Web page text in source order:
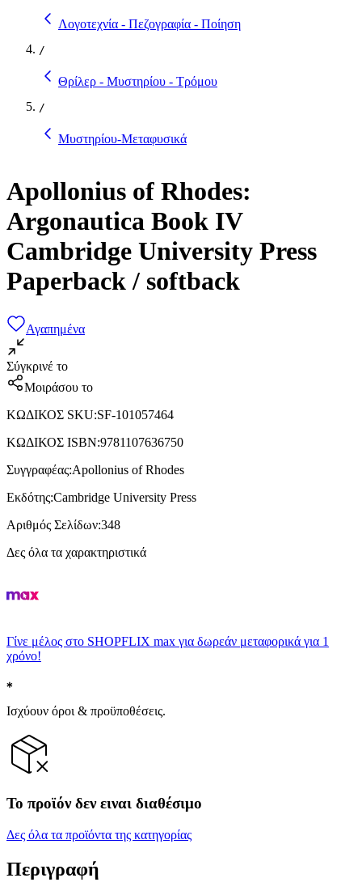
Λογοτεχνία - Πεζογραφία - Ποίηση
/
Θρίλερ - Μυστηρίου - Τρόμου
/
Μυστηρίου-Μεταφυσικά
Apollonius of Rhodes:
Argonautica Book IV
Cambridge University Press
Paperback / softback
Αγαπημένα
Σύγκρινέ το
Μοιράσου το
ΚΩΔΙΚΟΣ SKU:SF-101057464
ΚΩΔΙΚΟΣ ISBN:9781107636750
Συγγραφέας:Apollonius of Rhodes
Εκδότης:Cambridge University Press
Αριθμός Σελίδων:348
Δες όλα τα χαρακτηριστικά
Γίνε μέλος στο SHOPFLIX max για δωρεάν μεταφορικά για 1
χρόνο!
Ισχύουν όροι & προϋποθέσεις.
Το προϊόν δεν ειναι διαθέσιμο
Δες όλα τα προϊόντα της κατηγορίας
Περιγραφή